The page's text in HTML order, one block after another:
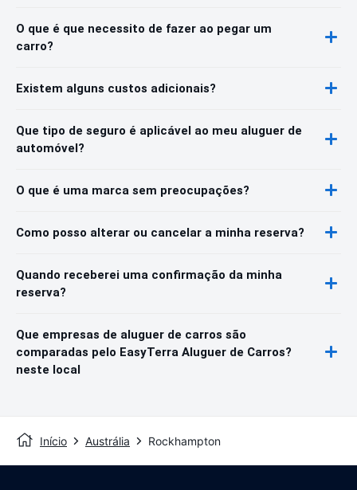
O que é que necessito de fazer ao pegar um
carro?
Existem alguns custos adicionais?
Que tipo de seguro é aplicável ao meu aluguer de
automóvel?
O que é uma marca sem preocupações?
Como posso alterar ou cancelar a minha reserva?
Quando receberei uma confirmação da minha
reserva?
Que empresas de aluguer de carros são
comparadas pelo EasyTerra Aluguer de Carros?
neste local
Início Austrália Rockhampton